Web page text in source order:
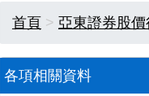
首頁 亞東證券股
各項相關資料